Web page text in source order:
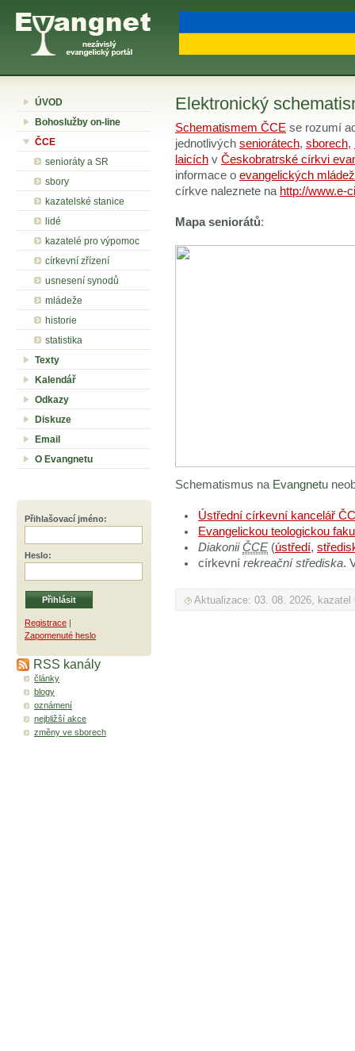
ÚVOD
Bohoslužby on-line
ČCE
senioráty a SR
sbory
kazatelské stanice
lidé
kazatelé pro výpomoc
církevní zřízení
usnesení synodů
mládeže
historie
statistika
Texty
Kalendář
Odkazy
Diskuze
Email
O Evangnetu
Přihlašovací jméno:
Heslo:
Registrace |
Zapomenuté heslo
RSS kanály
články
blogy
oznámení
nejbližší akce
změny ve sborech
Elektronický
Schematismem ČCE se rozumí
jednotlivých seniorátech, sborech,
laicích v Českobratrské církvi
informace o evangelických
církve naleznete na http://www.e-
Mapa seniorátů:
Schematismus na Evangnetu
Ústřední církevní kancelář
Evangelickou teologickou
DiakoniiČCE (ústředí,
církevní rekreační střediska.
Aktualizace: 03. 08. 2026, kazatel